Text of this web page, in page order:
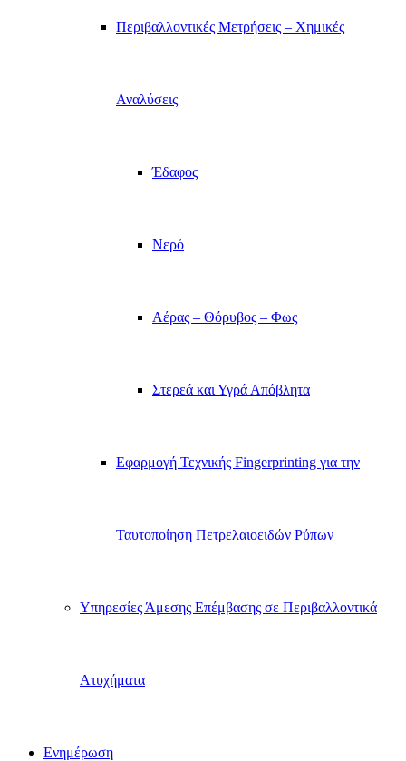
Περιβαλλοντικές Μετρήσεις – Χημικές
Αναλύσεις
Έδαφος
Νερό
Αέρας – Θόρυβος – Φως
Στερεά και Υγρά Απόβλητα
Εφαρμογή Τεχνικής Fingerprinting για την
Ταυτοποίηση Πετρελαιοειδών Ρύπων
Υπηρεσίες Άμεσης Επέμβασης σε Περιβαλλοντικά
Ατυχήματα
Ενημέρωση